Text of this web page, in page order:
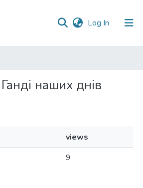
Log In (current)
наших днів
views
9